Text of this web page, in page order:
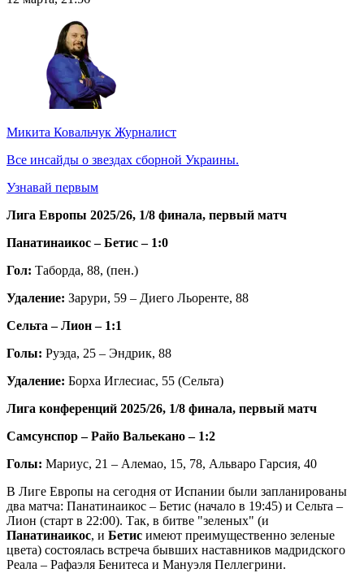
Микита Ковальчук Журналист
Все инсайды о звездах сборной Украины.
Узнавай первым
Лига Европы 2025/26, 1/8 финала, первый матч
Панатинаикос – Бетис – 1:0
Гол: Таборда, 88, (пен.)
Удаление: Зарури, 59 – Диего Льоренте, 88
Сельта – Лион – 1:1
Голы: Руэда, 25 – Эндрик, 88
Удаление: Борха Иглесиас, 55 (Сельта)
Лига конференций 2025/26, 1/8 финала, первый матч
Самсунспор – Райо Вальекано – 1:2
Голы: Мариус, 21 – Алемао, 15, 78, Альваро Гарсия, 40
В Лиге Европы на сегодня от Испании были запланированы
два матча: Панатинаикос – Бетис (начало в 19:45) и Сельта –
Лион (старт в 22:00). Так, в битве "зеленых" (и
Панатинаикос, и Бетис имеют преимущественно зеленые
цвета) состоялась встреча бывших наставников мадридского
Реала – Рафаэля Бенитеса и Мануэля Пеллегрини.